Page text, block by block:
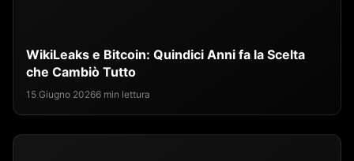
WikiLeaks e Bitcoin: Quindici Anni fa la Scelta
che Cambiò Tutto
15 Giugno 20266 min lettura